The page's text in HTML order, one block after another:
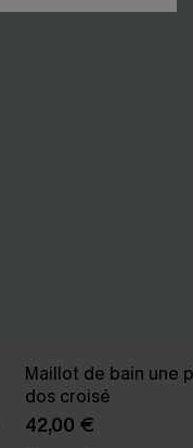
Maillot de bain une
dos croisé
42,00 €